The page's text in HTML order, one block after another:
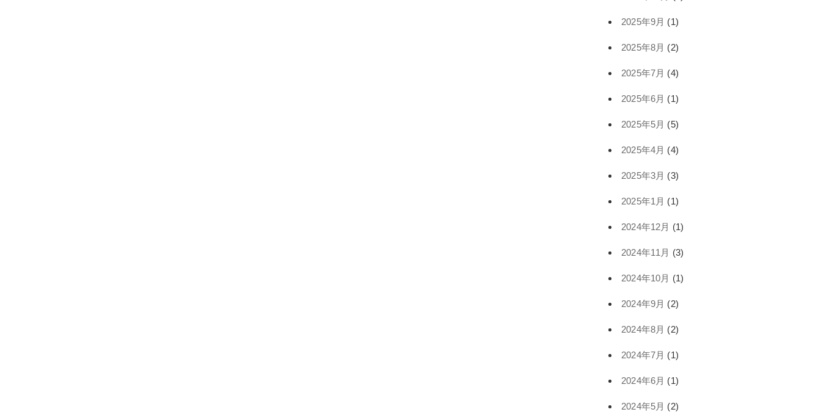
2025年9月 (1)
2025年8月 (2)
2025年7月 (4)
2025年6月 (1)
2025年5月 (5)
2025年4月 (4)
2025年3月 (3)
2025年1月 (1)
2024年12月 (1)
2024年11月 (3)
2024年10月 (1)
2024年9月 (2)
2024年8月 (2)
2024年7月 (1)
2024年6月 (1)
2024年5月 (2)